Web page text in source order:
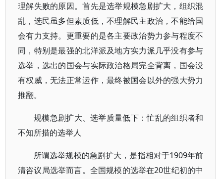
理解失败的原因。首先是选举规模急剧扩大，组织混
乱，选民虽多但素质低，不理解民主政治，不能给国
会有力支持。更重要的是各主要政治势力参与程度不
同，特别是最强的北洋派及地方实力派几乎没有参与
选举，选出的国会与实际政治格局完全背离，国会没
有权威，无法正常运作，最终被国会以外的强大势力
推翻。
规模急剧扩大、选举质量低下：忙乱的组织者和
不知所措的选举人
所谓选举规模的急剧扩大，是指相对于1909年前
清咨议局选举而言。全国规模的选举在20世纪初的中